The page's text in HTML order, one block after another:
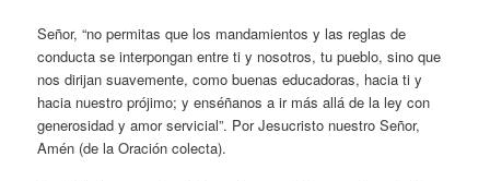
Señor, “no permitas que los mandamientos y las reglas de
conducta se interpongan entre ti y nosotros, tu pueblo, sino que
nos dirijan suavemente, como buenas educadoras, hacia ti y
hacia nuestro prójimo; y enséñanos a ir más allá de la ley con
generosidad y amor servicial”. Por Jesucristo nuestro Señor,
Amén (de la Oración colecta).